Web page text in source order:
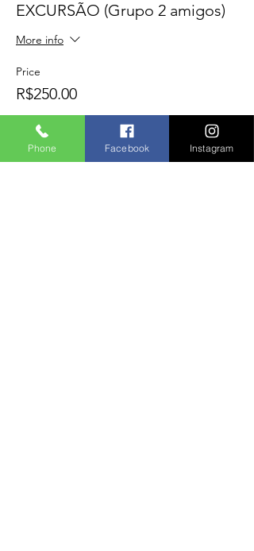
EXCURSÃO (Grupo 2 amigos)
More info
Price
R$250.00
Phone Facebook Instagram